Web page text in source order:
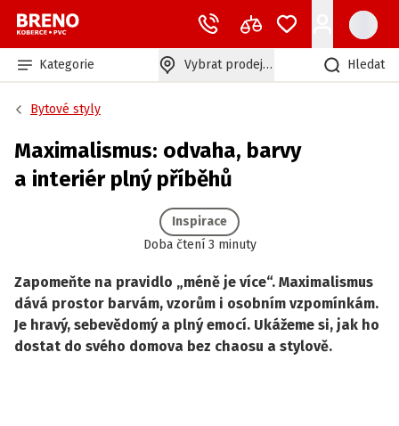
Kategorie Vybrat prodejnu Hledat
Bytové styly
Maximalismus: odvaha, barvy
a interiér plný příběhů
Doba čtení 3 minuty
Inspirace
Zapomeňte na pravidlo „méně je více“. Maximalismus
dává prostor barvám, vzorům i osobním vzpomínkám.
Je hravý, sebevědomý a plný emocí. Ukážeme si, jak ho
dostat do svého domova bez chaosu a stylově.